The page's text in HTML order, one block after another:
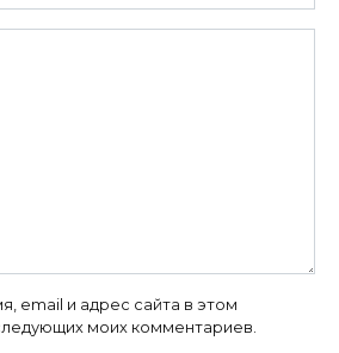
email и адрес сайта в этом
моих комментариев.